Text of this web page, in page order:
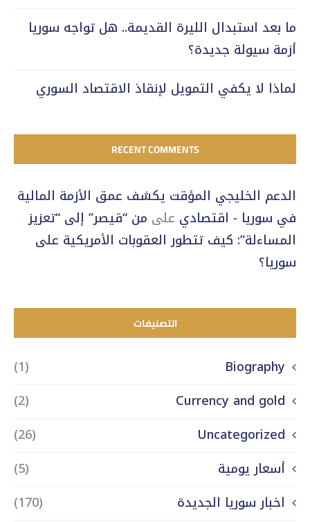
ما بعد استبدال الليرة القديمة.. هل تواجه سوريا
أزمة سيولة جديدة؟
لماذا لا يكفي التمويل لإنقاذ الاقتصاد السوري
RECENT COMMENTS
الدعم الخليجي المؤقت يكشف عمق الأزمة المالية
في سوريا - اقتصادي على من “قيصر” إلى “تعزيز
المساءلة”: كيف تتطور العقوبات الأمريكية على
سوريا؟
التصنيفات
Biography
(1)
Currency and gold
(2)
Uncategorized
(26)
أسعار يومية
(5)
اخبار سوريا الجديدة
(170)